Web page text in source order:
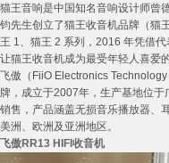
猫王音响是中国知名音响设计师曾
钧先生创立了猫王收音机品牌（猫
王 1、猫王 2 系列，2016 年凭借
让猫王收音机成为最受年轻人喜爱
飞傲（FiiO Electronics
牌，成立于2007年，生产基地位
销售，产品涵盖无损音乐播放器、
美洲、欧洲及亚洲地区。
飞傲RR13 HIFI收音机